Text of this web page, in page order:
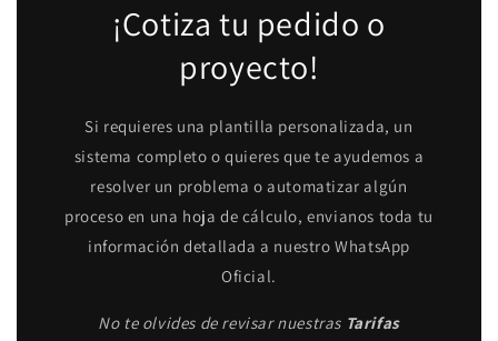
¡Cotiza tu pedido o
proyecto!
Si requieres una plantilla personalizada, un
sistema completo o quieres que te ayudemos a
resolver un problema o automatizar algún
proceso en una hoja de cálculo, envianos toda tu
información detallada a nuestro WhatsApp
Oficial.
No te olvides de revisar nuestras Tarifas